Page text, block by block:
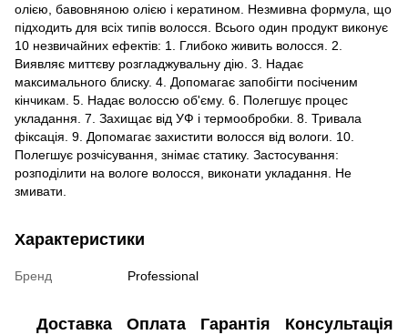
олією, бавовняною олією і кератином. Незмивна формула, що
підходить для всіх типів волосся. Всього один продукт виконує
10 незвичайних ефектів: 1. Глибоко живить волосся. 2.
Виявляє миттєву розгладжувальну дію. 3. Надає
максимального блиску. 4. Допомагає запобігти посіченим
кінчикам. 5. Надає волоссю об'єму. 6. Полегшує процес
укладання. 7. Захищає від УФ і термообробки. 8. Тривала
фіксація. 9. Допомагає захистити волосся від вологи. 10.
Полегшує розчісування, знімає статику. Застосування:
розподілити на вологе волосся, виконати укладання. Не
змивати.
Характеристики
Бренд Professional
Доставка Оплата Гарантія Консультація